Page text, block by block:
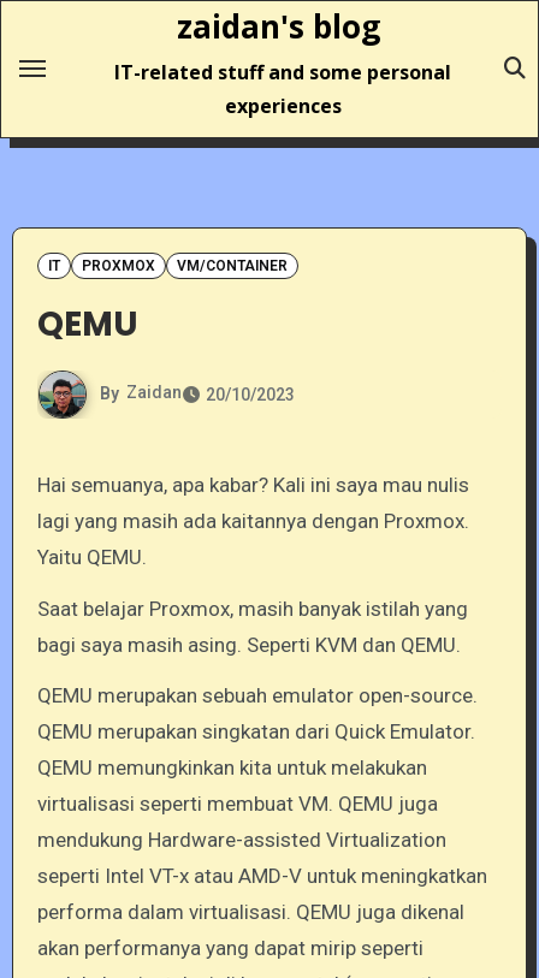
content
zaidan's blog
IT-related stuff and some personal
experiences
IT PROXMOX VM/CONTAINER
QEMU
By Zaidan 20/10/2023
Hai semuanya, apa kabar? Kali ini saya mau nulis
lagi yang masih ada kaitannya dengan Proxmox.
Yaitu QEMU.
Saat belajar Proxmox, masih banyak istilah yang
bagi saya masih asing. Seperti KVM dan QEMU.
QEMU merupakan sebuah emulator open-source.
QEMU merupakan singkatan dari Quick Emulator.
QEMU memungkinkan kita untuk melakukan
virtualisasi seperti membuat VM. QEMU juga
mendukung Hardware-assisted Virtualization
seperti Intel VT-x atau AMD-V untuk meningkatkan
performa dalam virtualisasi. QEMU juga dikenal
akan performanya yang dapat mirip seperti